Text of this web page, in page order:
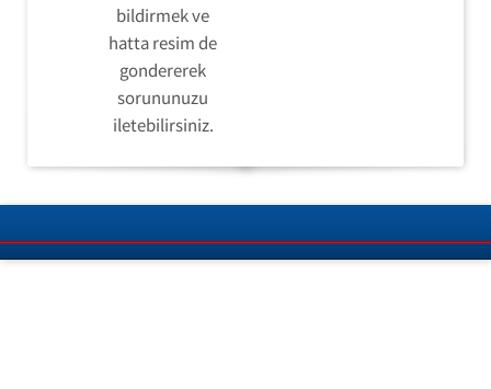
bildirmek ve
hatta resim de
gondererek
sorununuzu
iletebilirsiniz.